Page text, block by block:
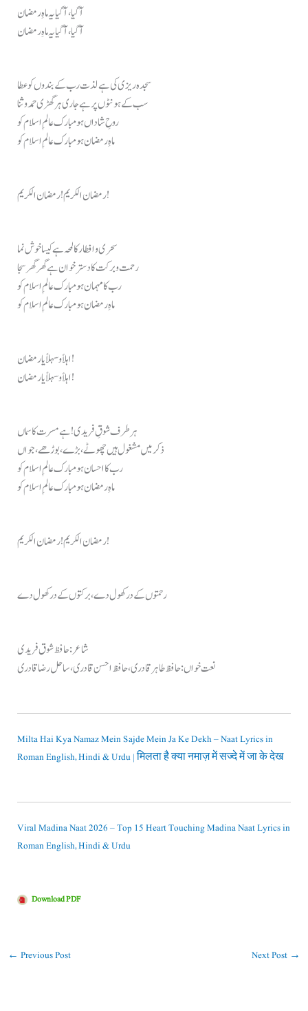
آ گیا، آ گیا یہ ماہِ رمضان
آ گیا، آ گیا یہ ماہِ رمضان
سجدہ ریزی کی ہے لذت رب کے بندوں کو عطا
سب کے ہونٹوں پر ہے جاری ہر گھڑی حمد و ثنا
روحِ شاداں ہو مبارک عالمِ اسلام کو
ماہِ رمضان ہو مبارک عالمِ اسلام کو
رمضان الکریم! رمضان الکریم!
سحری و افطار کا لمحہ ہے کیسا خوش نما
رحمت و برکت کا دسترخوان ہے گھر گھر سجا
رب کا مہمان ہو مبارک عالمِ اسلام کو
ماہِ رمضان ہو مبارک عالمِ اسلام کو
اہلاً و سہلاً یا رمضان!
اہلاً و سہلاً یا رمضان!
ہر طرف شوقِ فریدی! ہے مسرت کا سماں
ذکر میں مشغول ہیں چھوٹے، بڑے، بوڑھے، جواں
رب کا احسان ہو مبارک عالمِ اسلام کو
ماہِ رمضان ہو مبارک عالمِ اسلام کو
رمضان الکریم! رمضان الکریم!
رحمتوں کے در کھول دے، برکتوں کے در کھول دے
شاعر: حافظ شوق فریدی
نعت خواں: حافظ طاہر قادری، حافظ احسن قادری، ساحل رضا قادری
Milta Hai Kya Namaz Mein Sajde Mein Ja Ke Dekh – Naat Lyrics in
Roman English, Hindi & Urdu | मिलता है क्या नमाज़ में सज्दे में जा के देख
Viral Madina Naat 2026 – Top 15 Heart Touching Madina Naat Lyrics in
Roman English, Hindi & Urdu
Download PDF
← Previous Post Next Post →